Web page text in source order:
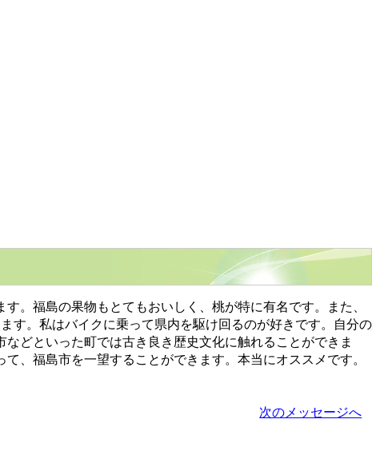
。福島の果物もとてもおいしく、桃が特に有名です。また、
す。私はバイクに乗って県内を駆け回るのが好きです。自分の
どといった町では古き良き歴史文化に触れることができま
、福島市を一望することができます。本当にオススメです。
次のメッセージへ